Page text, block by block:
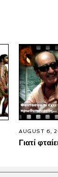
AUGUST 6,
Γιατί